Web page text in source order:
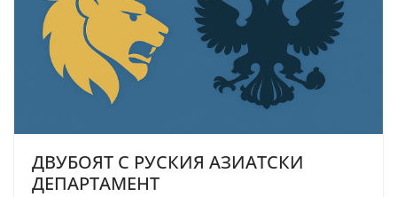
ДВУБОЯТ С РУСКИЯ АЗИАТСКИ
ДЕПАРТАМЕНТ